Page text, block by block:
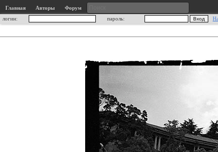
Главная Авторы
Форум
логин:
пароль: